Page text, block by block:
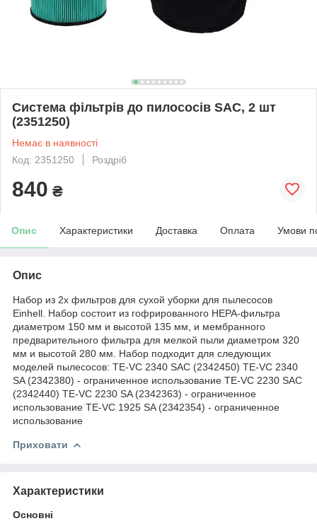
Система фільтрів до пилососів SAC, 2 шт
(2351250)
Немає в наявності
Код: 2351250
Роздріб
840 ₴
Опис Характеристики Доставка Оплата Умови
Опис
Набор из 2х фильтров для сухой уборки для пылесосов
Einhell. Набор состоит из гофрированного HEPA-фильтра
диаметром 150 мм и высотой 135 мм, и мембранного
предварительного фильтра для мелкой пыли диаметром 320
мм и высотой 280 мм. Набор подходит для следующих
моделей пылесосов: TE-VC 2340 SAC (2342450) TE-VC 2340
SA (2342380) - ограниченное использование TE-VC 2230 SAC
(2342440) TE-VC 2230 SA (2342363) - ограниченное
использование TE-VC 1925 SA (2342354) - ограниченное
использование
Приховати
Характеристики
Основні